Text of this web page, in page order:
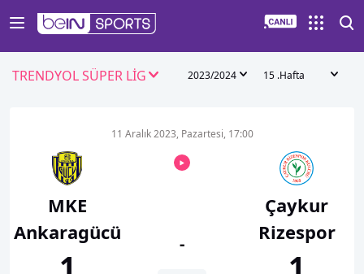
TRENDYOL SÜPER LİG 2023/2024 15 .Hafta
MKE
Ankaragücü
11 Aralık 2023, Pazartesi, 17:00
-
Çaykur
Rizespor